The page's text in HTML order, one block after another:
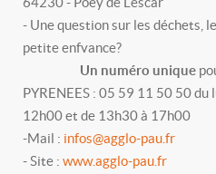
- Une question sur les déchets,
petite enfvance?
Un numéro unique
PYRENEES : 05 59 11 50 50
12h00 et de 13h30 à 17h00
-Mail : infos@agglo-pau.fr
- Site : www.agglo-pau.fr